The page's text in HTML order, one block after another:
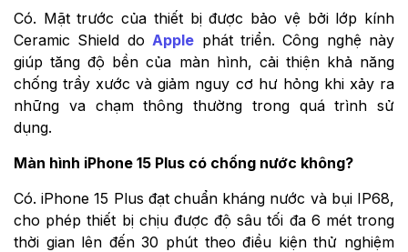
Có. Mặt trước của thiết bị được bảo vệ bởi lớp kính
Ceramic Shield do Apple phát triển. Công nghệ này
giúp tăng độ bền của màn hình, cải thiện khả năng
chống trầy xước và giảm nguy cơ hư hỏng khi xảy ra
những va chạm thông thường trong quá trình sử
dụng.
Màn hình iPhone 15 Plus có chống nước không?
Có. iPhone 15 Plus đạt chuẩn kháng nước và bụi IP68,
cho phép thiết bị chịu được độ sâu tối đa 6 mét trong
thời gian lên đến 30 phút theo điều kiện thử nghiệm